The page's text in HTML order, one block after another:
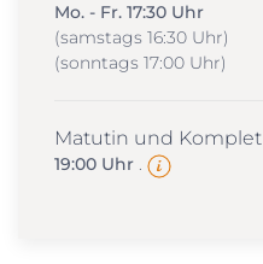
Mo. - Fr. 17:30 Uhr
(samstags 16:30 Uhr)
(sonntags 17:00 Uhr)
Matutin und Komplet
19:00 Uhr .